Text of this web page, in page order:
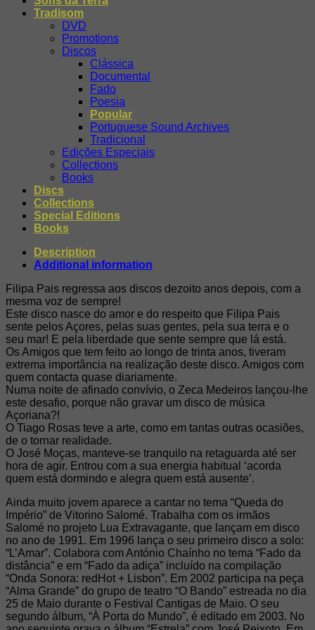
quantity
Tradisom
DVD
Promotions
Discos
Clássica
Documental
Fado
Poesia
Popular
Portuguese Sound Archives
Tradicional
Edições Especiais
Collections
Books
Discs
Collections
Special Editions
Books
Description
Additional information
Filipa Pais regressa aos discos dezoito anos depois, com a
mesma voz de sempre!
Este disco nasce do amor e do respeito que Filipa Pais
sente pelos Açores, pelas suas gentes, pela sua terra e o
seu mar! E pela liberdade que sente sempre que lá está.
Os Amigos que tem feito ao longo de trinta anos, tiveram
extrema importância na realização deste disco. Amigos com
quem contacta quase diariamente.
Numa noite de afinado convívio, o Zeca Medeiros lançou-lhe
este desafio, porque não gravar um disco de música
Açoriana?!
O Tiago Rosas teve a arte, como em tantas outras ocasiões,
de o tornar realidade.
O José Moças, manteve-se tranquilo na retaguarda até ser
hora de agir. Entrou com a sua energia habitual ‘acorda
quem está dormindo e alegra quem está ausente’.
Ainda muito jovem aparece a cantar no tema “Queda do
Império” de Vitorino Salomé. Trabalha com os irmãos
Salomé no projeto Lua Extravagante, que lançam em disco
no ano de 1991. Em 1996 lança o seu primeiro disco a solo:
“L’Amar”. Colabora com António Chaínho no tema “Fado da
distância” e em “Fado da adiça” incluído na compilação
“Onda Sonora: redHot + Lisbon”. Em 2002 participa na peça
“Alma Grande” do grupo de teatro “O Bando” estreada no dia
25 de Maio durante o Festival Cantigas de Maio. O seu
segundo álbum, “À Porta do Mundo”, é editado em 2003. No